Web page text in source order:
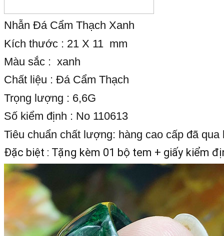
Nhẫn Đá Cẩm Thạch Xanh
Kích thước : 21 X 11 mm
Màu sắc : xanh
Chất liệu : Đá Cẩm Thạch
Trọng lượng : 6,6G
Số kiểm định : No 110613
Tiêu chuẩn chất lượng: hàng cao cấp đã
Đặc biệt : Tặng kèm 01 bộ tem + giấy kiểm